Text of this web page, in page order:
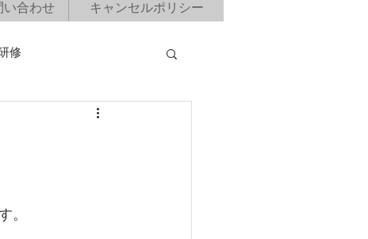
い合わせ キャンセルポリシー
修
。